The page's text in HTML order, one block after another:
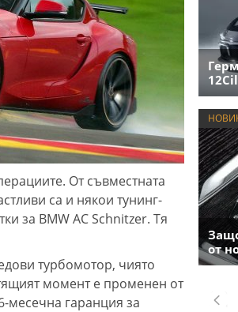
От съвместната
са и някои тунинг-
за BMW AC Schnitzer. Тя
турбомотор, чиято
момент е променен от
месечна гаранция за
от